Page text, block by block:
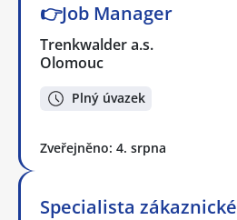
👉Job Manager
Trenkwalder a.s.
Olomouc
Plný úvazek
Zveřejněno: 4. srpna
Specialista zákaznické